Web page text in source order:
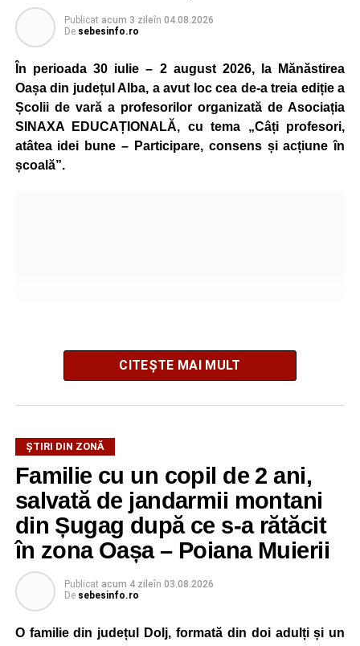
Publicat acum 3 zileîn 04.08.2026
De sebesinfo.ro
În perioada 30 iulie – 2 august 2026, la Mănăstirea
Oașa din județul Alba, a avut loc cea de-a treia ediție a
Școlii de vară a profesorilor organizată de Asociația
SINAXA EDUCAȚIONALĂ, cu tema „Câți profesori,
atâtea idei bune – Participare, consens și acțiune în
școală”.
La ediția din acest an au participat peste 200 de cadre
didactice din întreaga țară. Printre participanți s-au aflat
profesori debutanți, profesori cu experiență, inspectori
școlari, directori de școli, consilieri școlari, educatori și
învățători, reprezentând aproape toate disciplinele din
sistemul de învățământ.
Participare, consens și asumare în școală
Tema ediției din acest an a pornit de la convingerea că
importante resurse: experiența profesorilor. Provocarea nu
CITEȘTE MAI MULT
ȘTIRI DIN ZONĂ
Familie cu un copil de 2 ani,
salvată de jandarmii montani
din Șugag după ce s-a rătăcit
în zona Oașa – Poiana Muierii
Publicat acum 4 zileîn 03.08.2026
De sebesinfo.ro
O familie din județul Dolj, formată din doi adulți și un